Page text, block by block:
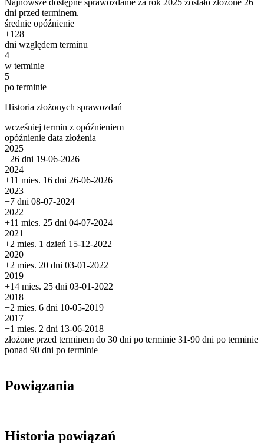
Najnowsze dostępne sprawozdanie za rok 2025 zostało złożone 26
dni przed terminem.
średnie opóźnienie
+128
dni względem terminu
4
w terminie
5
po terminie
Historia złożonych sprawozdań
wcześniej termin z opóźnieniem
opóźnienie data złożenia
2025
−26 dni 19-06-2026
2024
+11 mies. 16 dni 26-06-2026
2023
−7 dni 08-07-2024
2022
+11 mies. 25 dni 04-07-2024
2021
+2 mies. 1 dzień 15-12-2022
2020
+2 mies. 20 dni 03-01-2022
2019
+14 mies. 25 dni 03-01-2022
2018
−2 mies. 6 dni 10-05-2019
2017
−1 mies. 2 dni 13-06-2018
złożone przed terminem do 30 dni po terminie 31-90 dni po terminie
ponad 90 dni po terminie
Powiązania
Historia powiązań